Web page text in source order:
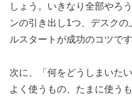
しょう。いきなり全部やろ
ンの引き出し1つ、デスク
ルスタートが成功のコツです
次に、「何をどうしまいた
よく使うもの、たまに使う